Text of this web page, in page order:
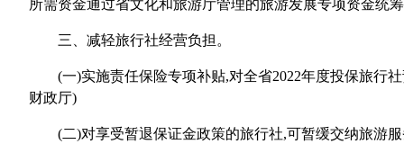
所需资金通过省文化和旅游厅管理的旅游发展专项资金统
三、减轻旅行社经营负担。
(一)实施责任保险专项补贴,对全省2022年度投保旅行社
财政厅)
(二)对享受暂退保证金政策的旅行社,可暂缓交纳旅游服